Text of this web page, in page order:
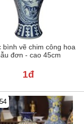
bình vẽ chim công hoa
đơn - cao 45cm
1đ